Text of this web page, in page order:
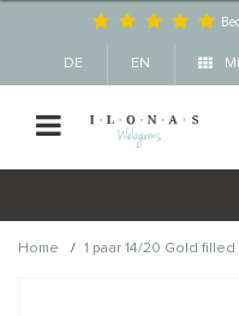
DE EN
Home / 1 paar 14/20 Gold